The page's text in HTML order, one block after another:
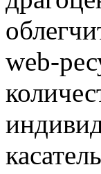
web-